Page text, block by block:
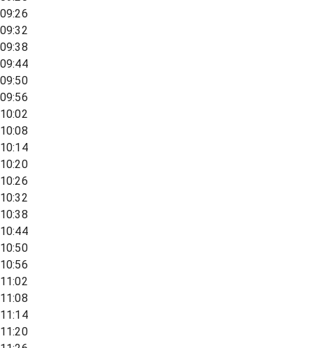
09:26
09:32
09:38
09:44
09:50
09:56
10:02
10:08
10:14
10:20
10:26
10:32
10:38
10:44
10:50
10:56
11:02
11:08
11:14
11:20